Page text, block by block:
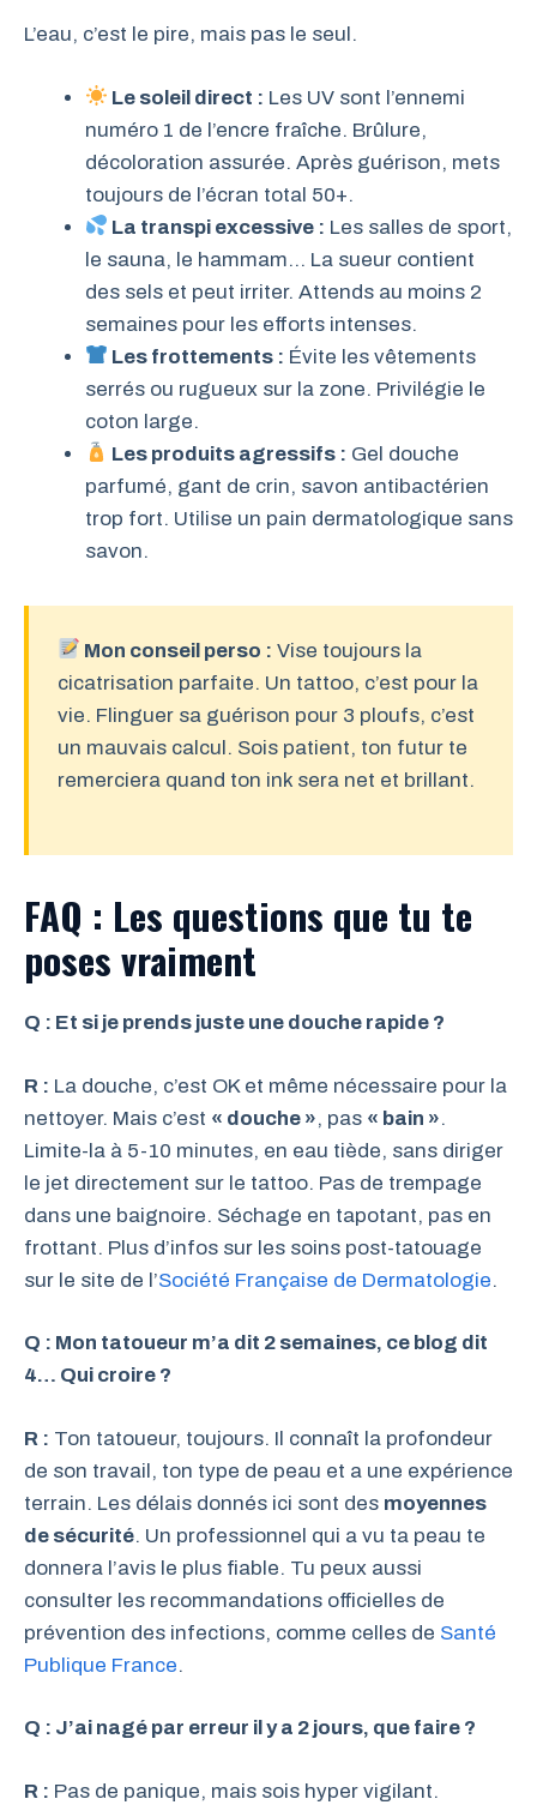
L’eau, c’est le pire, mais pas le seul.
Le soleil direct : Les UV sont l’ennemi
numéro 1 de l’encre fraîche. Brûlure,
décoloration assurée. Après guérison, mets
toujours de l’écran total 50+.
La transpi excessive : Les salles de sport,
le sauna, le hammam… La sueur contient
des sels et peut irriter. Attends au moins 2
semaines pour les efforts intenses.
Les frottements : Évite les vêtements
serrés ou rugueux sur la zone. Privilégie le
coton large.
Les produits agressifs : Gel douche
parfumé, gant de crin, savon antibactérien
trop fort. Utilise un pain dermatologique sans
savon.
Mon conseil perso : Vise toujours la
cicatrisation parfaite. Un tattoo, c’est pour la
vie. Flinguer sa guérison pour 3 ploufs, c’est
un mauvais calcul. Sois patient, ton futur te
remerciera quand ton ink sera net et brillant.
FAQ : Les questions que tu te
poses vraiment
Q : Et si je prends juste une douche rapide ?
R : La douche, c’est OK et même nécessaire pour la
nettoyer. Mais c’est « douche », pas « bain ».
Limite-la à 5-10 minutes, en eau tiède, sans diriger
le jet directement sur le tattoo. Pas de trempage
dans une baignoire. Séchage en tapotant, pas en
frottant. Plus d’infos sur les soins post-tatouage
sur le site de l’Société Française de Dermatologie.
Q : Mon tatoueur m’a dit 2 semaines, ce blog dit
4… Qui croire ?
R : Ton tatoueur, toujours. Il connaît la profondeur
de son travail, ton type de peau et a une expérience
terrain. Les délais donnés ici sont des moyennes
de sécurité. Un professionnel qui a vu ta peau te
donnera l’avis le plus fiable. Tu peux aussi
consulter les recommandations officielles de
prévention des infections, comme celles de Santé
Publique France.
Q : J’ai nagé par erreur il y a 2 jours, que faire ?
R : Pas de panique, mais sois hyper vigilant.